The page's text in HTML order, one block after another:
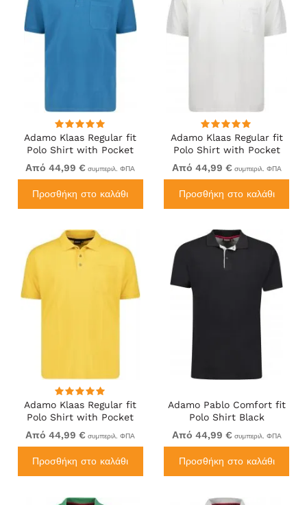
Adamo Klaas Regular fit
Polo Shirt with Pocket
Petrol
Από 44,99 € συμπεριλ. ΦΠΑ
Προσθήκη στο καλάθι
Adamo Klaas Regular fit
Polo Shirt with Pocket
White
Από 44,99 € συμπεριλ. ΦΠΑ
Προσθήκη στο καλάθι
Adamo Klaas Regular fit
Polo Shirt with Pocket
Yellow
Από 44,99 € συμπεριλ. ΦΠΑ
Προσθήκη στο καλάθι
Adamo Pablo Comfort fit
Polo Shirt Black
Από 44,99 € συμπεριλ. ΦΠΑ
Προσθήκη στο καλάθι